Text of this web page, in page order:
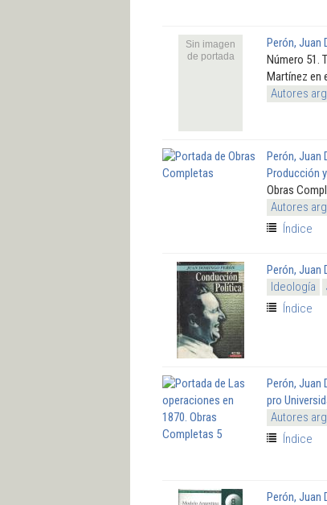
Sin imagen
de portada
Perón, Juan
Número 51.
Martínez en
Autores
Perón, Juan
Producción
Obras
Autores
Índice
Perón, Juan
Ideología
Índice
Perón, Juan
pro
Autores
Índice
Perón, Juan